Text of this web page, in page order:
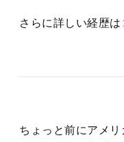
さらに詳しい経歴は
ちょっと前にアメ